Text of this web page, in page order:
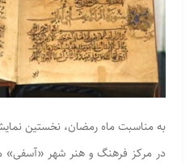
به مناسبت ماه رمضان، نخستین
در مرکز فرهنگ و هنر شهر «آسفی»